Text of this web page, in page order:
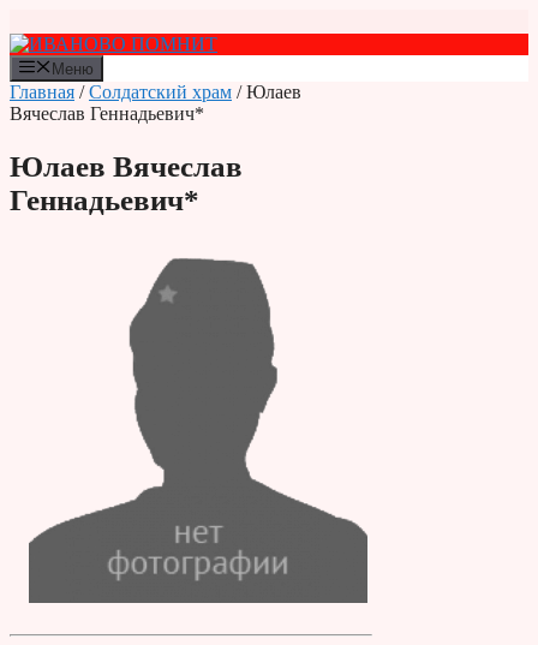
к
содержимому
Меню
Главная /Солдатский храм / Юлаев
Вячеслав Геннадьевич*
Юлаев Вячеслав
Геннадьевич*